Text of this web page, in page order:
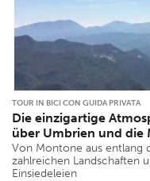
TOUR IN BICI CON GUIDA PRIVATA
Die einzigartige
über Umbrien und die
Von Montone aus entlang
zahlreichen Landschaften
Einsiedeleien